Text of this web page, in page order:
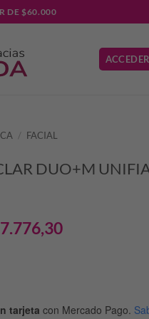
DE $60.000
/ FACIAL
DUO+M
El
actual
tarjeta con Mercado Pago.